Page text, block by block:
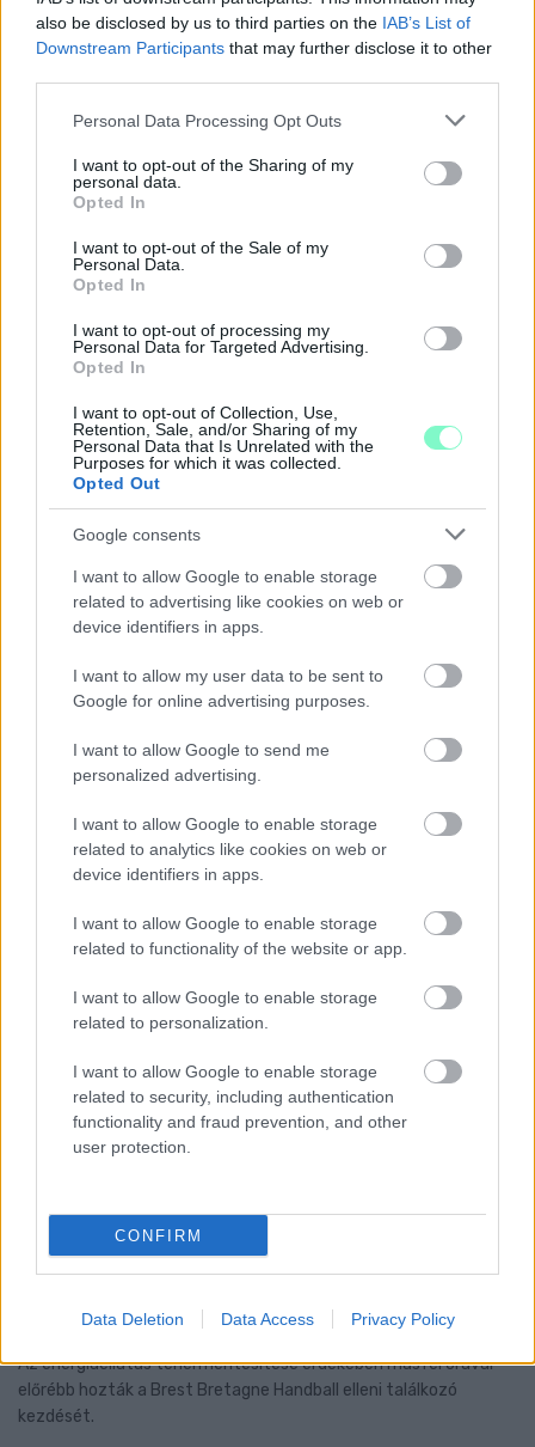
also be disclosed by us to third parties on the IAB’s List of
Downstream Participants that may further disclose it to other
Please note that this website/app uses one or more Google
not limited to your visit or usage behaviour. You may click to
grant or deny consent to Google and its third-party tags to
use your data for below specified purposes in below Google
consent section.
Personal Data Processing Opt Outs
I want to opt-out of the Sharing of my
personal data.
Opted In
I want to opt-out of the Sale of my
Personal Data.
Opted In
I want to opt-out of processing my
Personal Data for Targeted Advertising.
Opted In
I want to opt-out of Collection, Use,
Retention, Sale, and/or Sharing of my
Personal Data that Is Unrelated with the
Purposes for which it was collected.
Opted Out
Google consents
I want to allow Google to enable storage
related to advertising like cookies on web or
device identifiers in apps.
I want to allow my user data to be sent to
Google for online advertising purposes.
I want to allow Google to send me
personalized advertising.
I want to allow Google to enable storage
related to analytics like cookies on web or
device identifiers in apps.
I want to allow Google to enable storage
related to functionality of the website or app.
I want to allow Google to enable storage
related to personalization.
I want to allow Google to enable storage
related to security, including authentication
functionality and fraud prevention, and other
user protection.
CONFIRM
Data Deletion Data Access Privacy Policy
ÖRÖMHÍR: TÍZ ÉVE NEM VOLT ILYEN ALACSONY AZ
INFLÁCIÓ MAGYARORSZÁGON
Júliusban mindössze 1,2 százalékkal emelkedtek éves
már csökkent.
KIVÁLÓ PROGRAM VÁR MINDENKIT EZEN A HÉTVÉGÉN
GYŐRBEN
Középpontban a hagyományőrzés, de lesz Pogány Induló és
Majka koncert, jóga szeánsz, “borhajózás” és egy csomó minden
Szólj hozzá!
ENERGIATAKARÉKOSSÁG: KORÁBBAN KEZDŐDIK
MÉRKŐZÉSE
Az energiaellátás tehermentesítése érdekében másfél órával
előrébb hozták a Brest Bretagne Handball elleni találkozó
kezdését.